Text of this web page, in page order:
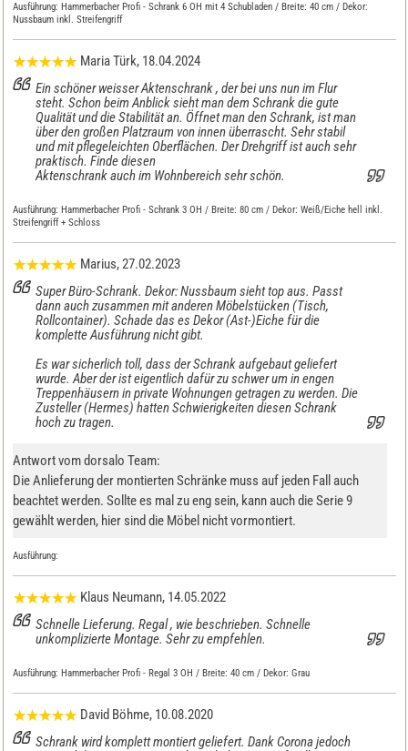
Ausführung: Hammerbacher Profi - Schrank 6 OH mit 4 Schubladen / Breite: 40 cm / Dekor:
Nussbaum inkl. Streifengriff
Maria Türk, 18.04.2024
Ein schöner weisser Aktenschrank , der bei uns nun im Flur
steht. Schon beim Anblick sieht man dem Schrank die gute
Qualität und die Stabilität an. Öffnet man den Schrank, ist man
über den großen Platzraum von innen überrascht. Sehr stabil
und mit pflegeleichten Oberflächen. Der Drehgriff ist auch sehr
praktisch. Finde diesen
Aktenschrank auch im Wohnbereich sehr schön.
Ausführung: Hammerbacher Profi - Schrank 3 OH / Breite: 80 cm / Dekor: Weiß/Eiche hell inkl.
Streifengriff + Schloss
Marius, 27.02.2023
Super Büro-Schrank. Dekor: Nussbaum sieht top aus. Passt
dann auch zusammen mit anderen Möbelstücken (Tisch,
Rollcontainer). Schade das es Dekor (Ast-)Eiche für die
komplette Ausführung nicht gibt.
Es war sicherlich toll, dass der Schrank aufgebaut geliefert
wurde. Aber der ist eigentlich dafür zu schwer um in engen
Treppenhäusern in private Wohnungen getragen zu werden. Die
Zusteller (Hermes) hatten Schwierigkeiten diesen Schrank
hoch zu tragen.
Antwort vom dorsalo Team:
Die Anlieferung der montierten Schränke muss auf jeden Fall auch
beachtet werden. Sollte es mal zu eng sein, kann auch die Serie 9
gewählt werden, hier sind die Möbel nicht vormontiert.
Ausführung:
Klaus Neumann, 14.05.2022
Schnelle Lieferung. Regal , wie beschrieben. Schnelle
unkomplizierte Montage. Sehr zu empfehlen.
Ausführung: Hammerbacher Profi - Regal 3 OH / Breite: 40 cm / Dekor: Grau
David Böhme, 10.08.2020
Schrank wird komplett montiert geliefert. Dank Corona jedoch